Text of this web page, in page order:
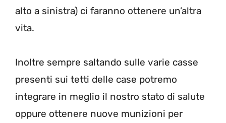
alto a sinistra) ci faranno ottenere un’altra
vita.
Inoltre sempre saltando sulle varie casse
presenti sui tetti delle case potremo
integrare in meglio il nostro stato di salute
oppure ottenere nuove munizioni per